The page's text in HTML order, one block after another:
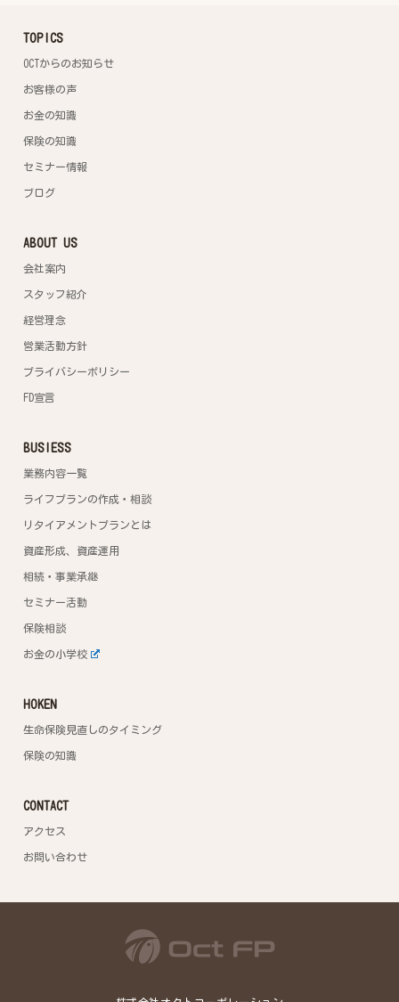
TOPICS
OCTからのお知らせ
お客様の声
お金の知識
保険の知識
セミナー情報
ブログ
ABOUT US
会社案内
スタッフ紹介
経営理念
営業活動方針
プライバシーポリシー
FD宣言
BUSIESS
業務内容一覧
ライフプランの作成・相談
リタイアメントプランとは
資産形成、資産運用
相続・事業承継
セミナー活動
保険相談
お金の小学校
HOKEN
生命保険見直しのタイミング
保険の知識
CONTACT
アクセス
お問い合わせ